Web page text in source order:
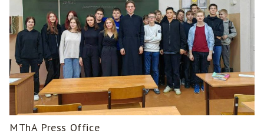
MThA Press Office